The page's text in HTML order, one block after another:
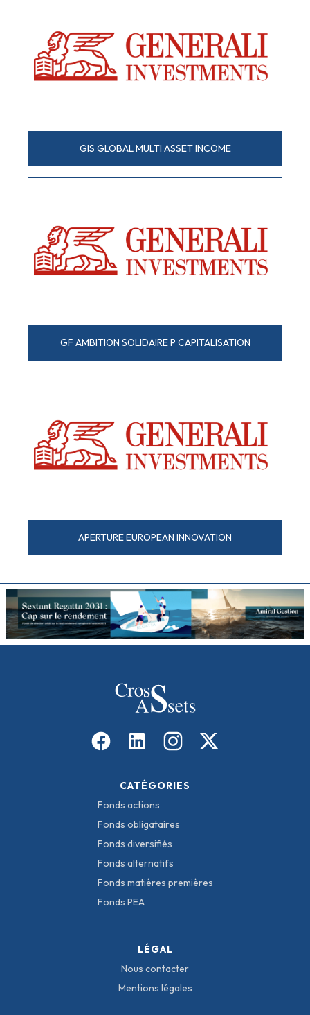
GIS GLOBAL MULTI ASSET INCOME
GF AMBITION SOLIDAIRE P CAPITALISATION
APERTURE EUROPEAN INNOVATION
CATÉGORIES
Fonds actions
Fonds obligataires
Fonds diversifiés
Fonds alternatifs
Fonds matières premières
Fonds PEA
LÉGAL
Nous contacter
Mentions légales